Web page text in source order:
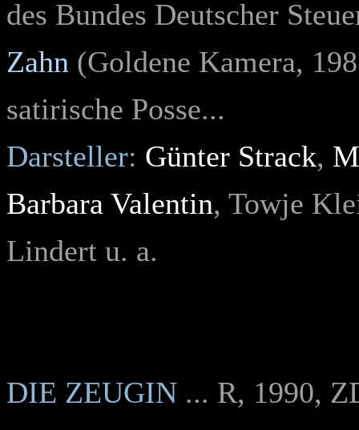
des Bundes Deutscher
Zahn (Goldene Kamera,
satirische Posse...
Darsteller: Günter Strack,
Barbara Valentin, Towje
Lindert u. a.
DIE ZEUGIN ... R, 1990,